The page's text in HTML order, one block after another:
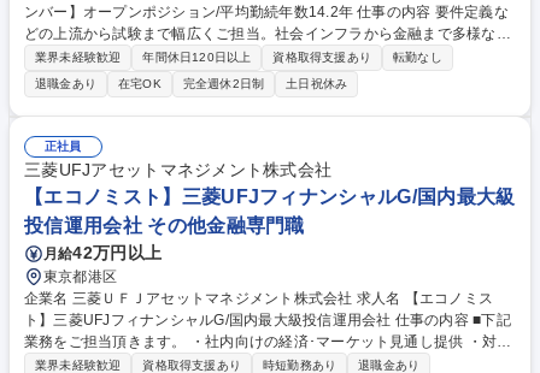
ンバー】オープンポジション/平均勤続年数14.2年 仕事の内容 要件定義な
どの上流から試験まで幅広くご担当。社会インフラから金融まで多様な顧
客の案件を通じ、ご自身の得意分野やスキルに合わせて最適なプロジェク
トでご活躍いただきます。 ■公共：AIを活用した自治体DXソリューション
や防災・減災システムの企画・導入 ■金融：データセンタを活用したクラ
ウド構築や独自業務ソリューションの開発 ■法人：AI・BI・Cloud等の先
進技術を用いたDX推進、ERPシステムの開発 ■大規模アジャイル開発や
ローコード開発プラットフォームを活用したシステム開発 ■ご経験やスキ
ル、希望を最大限考慮し、最適なプロジェクトをお任せします。 募集職種
【※UIターン歓迎※仙台/SE:メンバー】オープンポジション/平均勤続年数
14.2年
業界未経験歓迎 年間休日120日以上 資格取得支援あり
転勤なし
退職金あり
在宅OK 完全週休2日制 土日祝休み
正社員
三菱UFJアセットマネジメント株式会社
【エコノミスト】三菱UFJフィナンシャルG/国内最大級
投信運用会社 その他金融専門職
月給42万円以上
東京都港区
企業名 三菱ＵＦＪアセットマネジメント株式会社 求人名 【エコノミス
ト】三菱UFJフィナンシャルG/国内最大級投信運用会社 仕事の内容 ■下記
業務をご担当頂きます。 ・社内向けの経済･マーケット見通し提供 ・対外
向け投資環境レポート作成 （週･月・四半期の定例または臨時） ・顧客･
業界未経験歓迎 資格取得支援あり 時短勤務あり
退職金あり